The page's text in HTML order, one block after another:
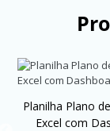
Planilha Plano
Excel com